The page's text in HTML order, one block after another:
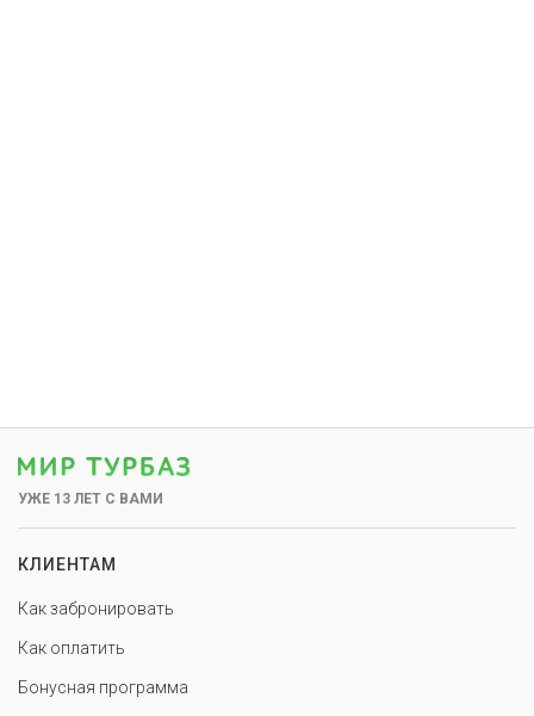
УЖЕ 13 ЛЕТ С ВАМИ
КЛИЕНТАМ
Как забронировать
Как оплатить
Бонусная программа